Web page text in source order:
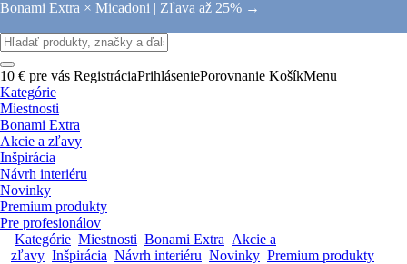
Bonami Extra × Micadoni | Zľava až 25% →
10 € pre vás RegistráciaPrihláseniePorovnanie KošíkMenu
Kategórie
Miestnosti
Bonami Extra
Akcie a zľavy
Inšpirácia
Návrh interiéru
Novinky
Premium produkty
Pre profesionálov
Kategórie Miestnosti Bonami Extra Akcie a
zľavy Inšpirácia Návrh interiéru Novinky Premium produkty